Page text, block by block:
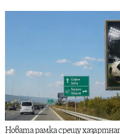
Новата рамка срещу